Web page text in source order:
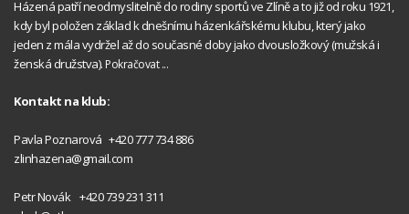
Házená patří neodmyslitelně do rodiny sportů ve Zlíně a to již od roku 1921,
kdy byl položen základ k dnešnímu házenkářskému klubu, který jako
jeden z mála vydržel až do současné doby jako dvousložkový (mužská i
ženská družstva). Pokračovat ...
Kontakt na klub:
Pavla Poznarová +420 777 734 886
zlinhazena@gmail.com
Petr Novák +420 739 231 311
Club Zlín
Club Zlín